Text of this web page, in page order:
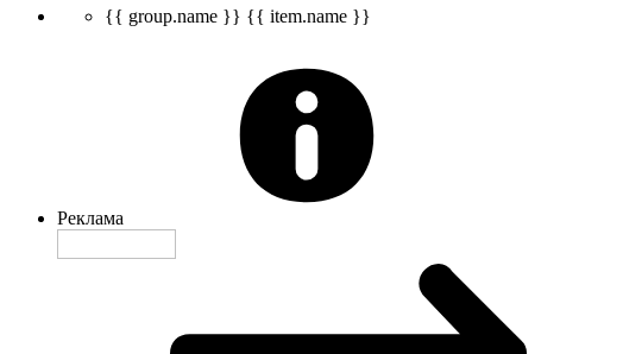
{{ group.name }} {{ item.name }}
Реклама